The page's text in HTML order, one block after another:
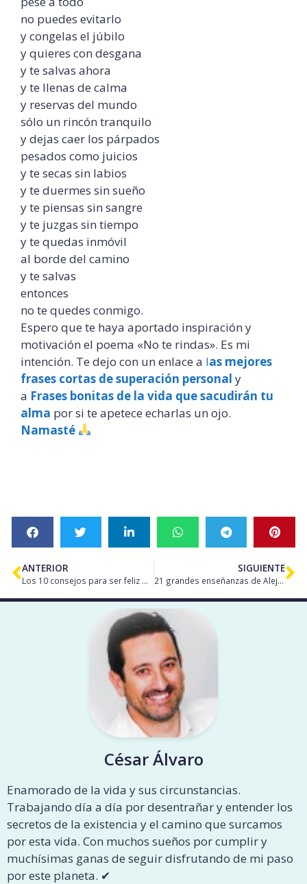
no puedes evitarlo
y congelas el júbilo
y quieres con desgana
y te salvas ahora
y te llenas de calma
y reservas del mundo
sólo un rincón tranquilo
y dejas caer los párpados
pesados como juicios
y te secas sin labios
y te duermes sin sueño
y te piensas sin sangre
y te juzgas sin tiempo
y te quedas inmóvil
al borde del camino
y te salvas
entonces
no te quedes conmigo.
Espero que te haya aportado inspiración y
motivación el poema «No te rindas». Es mi
intención. Te dejo con un enlace a las mejores
frases cortas de superación personal y
a Frases bonitas de la vida que sacudirán tu
alma por si te apetece echarlas un ojo.
Namasté
ANTERIOR
Los 10 consejos para ser feliz de Kwan Yin
SIGUIENTE
21 grandes enseñanzas de Alejandro Jodorowsky.
César Álvaro
Enamorado de la vida y sus circunstancias.
Trabajando día a día por desentrañar y entender los
secretos de la existencia y el camino que surcamos
por esta vida. Con muchos sueños por cumplir y
muchísimas ganas de seguir disfrutando de mi paso
por este planeta. ✔︎